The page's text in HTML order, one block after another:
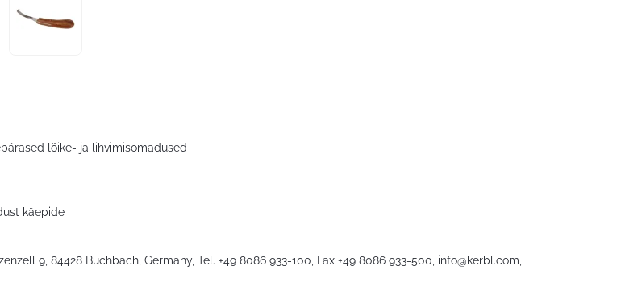
lõike- ja lihvimisomadused
käepide
9, 84428 Buchbach, Germany, Tel. +49 8086 933-100, Fax +49 8086 933-500, info@kerbl.com